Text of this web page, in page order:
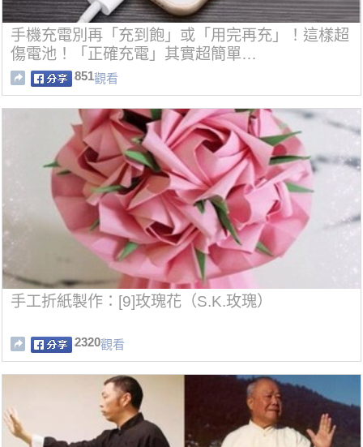
手機充電別再「充到飽」或「用完再充」！這樣超
傷電池！「正確充電」其實超簡單…
851觀看
手工折紙製作：[9]玫瑰花（S.K.玫瑰）
2320觀看